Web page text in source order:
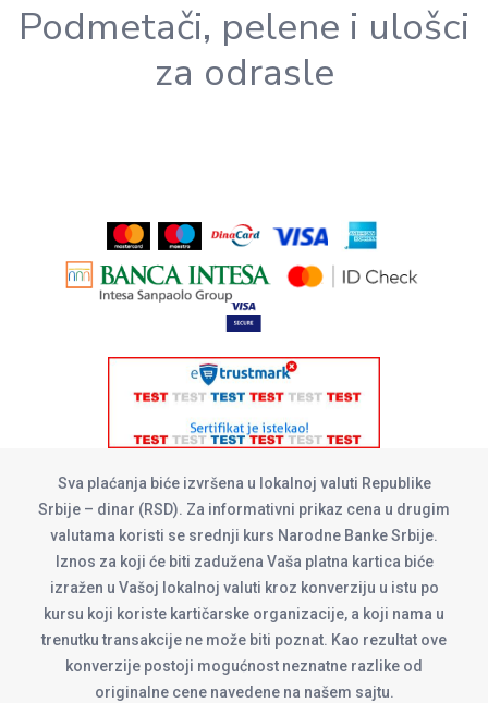
Podmetači, pelene i ulošci
za odrasle
Sva plaćanja biće izvršena u lokalnoj valuti Republike
Srbije – dinar (RSD). Za informativni prikaz cena u drugim
valutama koristi se srednji kurs Narodne Banke Srbije.
Iznos za koji će biti zadužena Vaša platna kartica biće
izražen u Vašoj lokalnoj valuti kroz konverziju u istu po
kursu koji koriste kartičarske organizacije, a koji nama u
trenutku transakcije ne može biti poznat. Kao rezultat ove
konverzije postoji mogućnost neznatne razlike od
originalne cene navedene na našem sajtu.